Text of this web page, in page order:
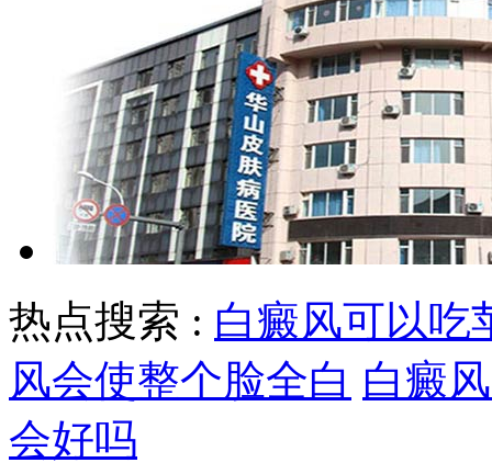
热点搜索 : 白癜风可以吃
风会使整个脸全白 白癜
会好吗